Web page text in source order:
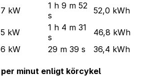
kW
1 h 9 m 52
s
52,0 kWh
kW
1 h 4 m 31
s
46,8 kWh
kW 29 m 39 s 36,4 kWh
minut enligt körcykel